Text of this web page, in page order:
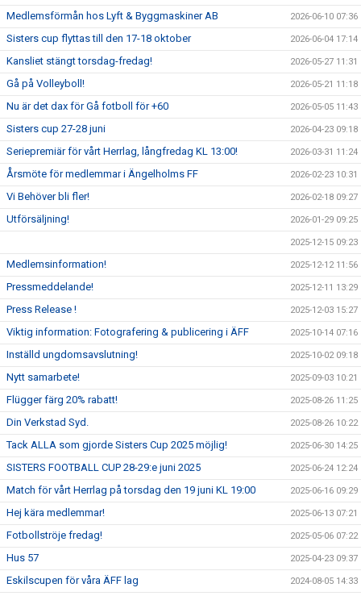
Medlemsförmån hos Lyft & Byggmaskiner AB 2026-06-10 07:36
Sisters cup flyttas till den 17-18 oktober 2026-06-04 17:14
Kansliet stängt torsdag-fredag! 2026-05-27 11:31
Gå på Volleyboll! 2026-05-21 11:18
Nu är det dax för Gå fotboll för +60 2026-05-05 11:43
Sisters cup 27-28 juni 2026-04-23 09:18
Seriepremiär för vårt Herrlag, långfredag KL 13:00! 2026-03-31 11:24
Årsmöte för medlemmar i Ängelholms FF 2026-02-23 10:31
Vi Behöver bli fler! 2026-02-18 09:27
Utförsäljning! 2026-01-29 09:25
2025-12-15 09:23
Medlemsinformation! 2025-12-12 11:56
Pressmeddelande! 2025-12-11 13:29
Press Release ! 2025-12-03 15:27
Viktig information: Fotografering & publicering i ÄFF 2025-10-14 07:16
Inställd ungdomsavslutning! 2025-10-02 09:18
Nytt samarbete! 2025-09-03 10:21
Flügger färg 20% rabatt! 2025-08-26 11:25
Din Verkstad Syd. 2025-08-26 10:22
Tack ALLA som gjorde Sisters Cup 2025 möjlig! 2025-06-30 14:25
SISTERS FOOTBALL CUP 28-29:e juni 2025 2025-06-24 12:24
Match för vårt Herrlag på torsdag den 19 juni KL 19:00 2025-06-16 09:29
Hej kära medlemmar! 2025-06-13 07:21
Fotbollströje fredag! 2025-05-06 07:22
Hus 57 2025-04-23 09:37
Eskilscupen för våra ÄFF lag 2024-08-05 14:33